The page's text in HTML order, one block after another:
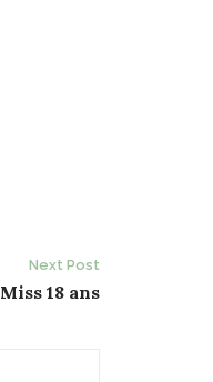
Next Post
Miss 18 ans